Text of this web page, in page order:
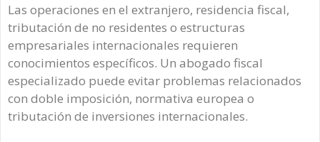
Las operaciones en el extranjero, residencia fiscal,
tributación de no residentes o estructuras
empresariales internacionales requieren
conocimientos específicos. Un abogado fiscal
especializado puede evitar problemas relacionados
con doble imposición, normativa europea o
tributación de inversiones internacionales.